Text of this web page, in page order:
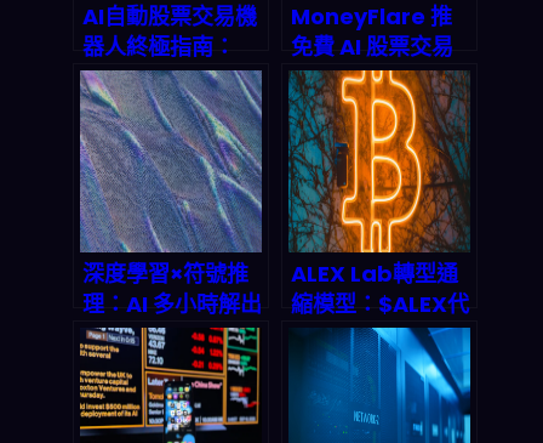
AI自動股票交易機
器人終極指南：
2026年七大平台
實測與市場規模預
測
MoneyFlare 推
免費 AI 股票交易
機器人：零門檻自
動化，2026 投資
市場會怎麼變？
深度學習×符號推
理：AI 多小時解出
「十年前數學題」
意味著 2026 科學
工程金融都要改寫
玩法？
ALEX Lab轉型通
縮模型：$ALEX代
幣回購燒毀機制與
2026年Stacks生
態價值前景